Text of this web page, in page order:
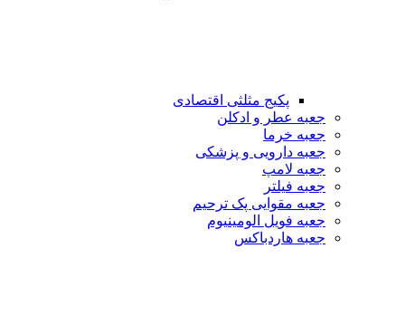
پکیج مثلثی اقتصادی
جعبه عطر و ادکلن
جعبه خرما
جعبه دارویی و پزشکی
جعبه لامپ
جعبه فیلتر
جعبه مقوایی پک ترحیم
جعبه فویل الومینیوم
جعبه هاردباکس